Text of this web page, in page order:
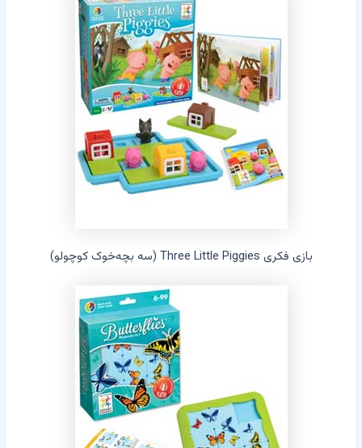
بازی فکری Three Little Piggies (سه بچه‌خوک کوچولو)